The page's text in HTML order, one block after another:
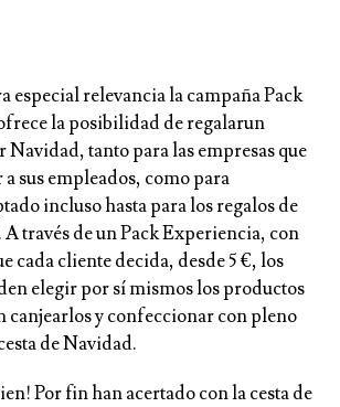
especial relevancia la campaña Pack
la posibilidad de regalarun
Navidad, tanto para las empresas que
sus empleados, como para
incluso hasta para los regalos de
través de un Pack Experiencia, con
cada cliente decida, desde 5 €, los
elegir por sí mismos los productos
canjearlos y confeccionar con pleno
de Navidad.
Por fin han acertado con la cesta de